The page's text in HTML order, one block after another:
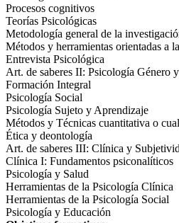
Procesos cognitivos
Teorías Psicológicas
Metodología general de la
Métodos y herramientas orientadas a
Entrevista Psicológica
Art. de saberes II: Psicología Género
Formación Integral
Psicología Social
Psicología Sujeto y Aprendizaje
Métodos y Técnicas cuantitativa o
Ética y deontología
Art. de saberes III: Clínica y
Clínica I: Fundamentos psiconalíticos
Psicología y Salud
Herramientas de la Psicología Clínica
Herramientas de la Psicología Social
Psicología y Educación